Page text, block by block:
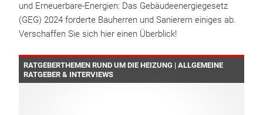
und Erneuerbare-Energien: Das Gebäudeenergiegesetz
(GEG) 2024 forderte Bauherren und Sanierern einiges ab.
Verschaffen Sie sich hier einen Überblick!
RATGEBERTHEMEN RUND UM DIE HEIZUNG | ALLGEMEINE
RATGEBER & INTERVIEWS